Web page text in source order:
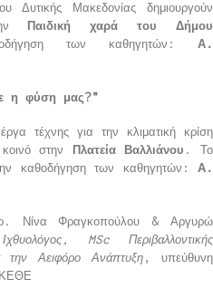
Δυτικής Μακεδονίας δημιουργούν
Παιδική χαρά του Δήμου
των καθηγητών: Α.
η φύση μας?”
τέχνης για την κλιματική κρίση
στην
Πλατεία Βαλλιάνου . Το
καθοδήγηση των καθηγητών: Α.
Νίνα Φραγκοπούλου & Αργυρώ
MSc Περιβαλλοντικής
την Αειφόρο Ανάπτυξη , υπεύθυνη